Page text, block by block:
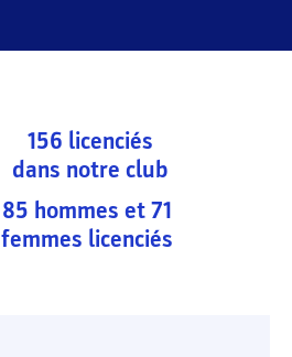
156 licenciés
dans notre club
85 hommes et71
femmes licenciés